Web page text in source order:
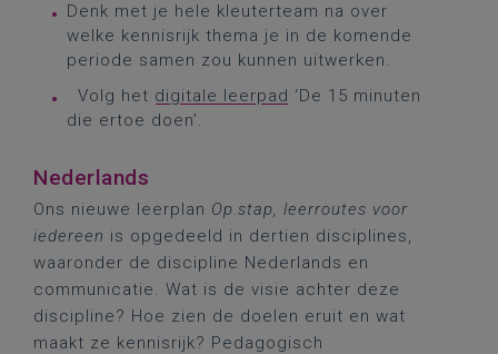
Denk met je hele kleuterteam na over
welke kennisrijk thema je in de komende
periode samen zou kunnen uitwerken.
Volg het digitale leerpad ‘De 15 minuten
die ertoe doen’.
Nederlands
Ons nieuwe leerplan Op.stap, leerroutes voor
iedereen is opgedeeld in dertien disciplines,
waaronder de discipline Nederlands en
communicatie. Wat is de visie achter deze
discipline? Hoe zien de doelen eruit en wat
maakt ze kennisrijk? Pedagogisch